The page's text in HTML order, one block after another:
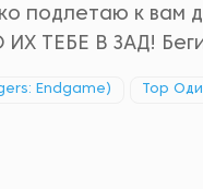
подлетаю к вам
ТЕБЕ В ЗАД!
Endgame) Тор